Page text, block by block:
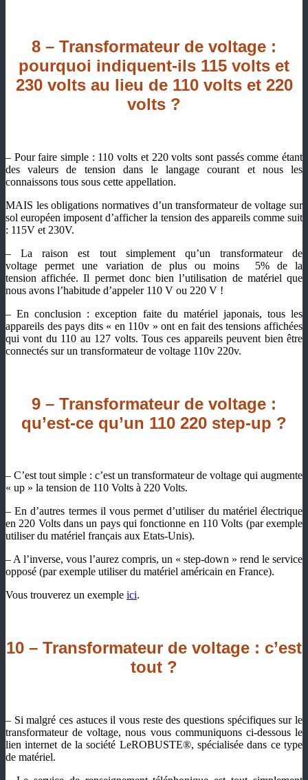
8 – Transformateur de voltage :
pourquoi indiquent-ils 115 volts et
230 volts au lieu de 110 volts et 220
volts ?
– Pour faire simple : 110 volts et 220 volts sont passés comme étant
des valeurs de tension dans le langage courant et nous les
connaissons tous sous cette appellation.
MAIS les obligations normatives d’un transformateur de voltage sur
sol européen imposent d’afficher la tension des appareils comme suit
: 115V et 230V.
– La raison est tout simplement qu’un transformateur de
voltage permet une variation de plus ou moins 5% de la
tension affichée. Il permet donc bien l’utilisation de matériel que
nous avons l’habitude d’appeler 110 V ou 220 V !
– En conclusion : exception faite du matériel japonais, tous les
appareils des pays dits « en 110v » ont en fait des tensions affichées
qui vont du 110 au 127 volts. Tous ces appareils peuvent bien être
connectés sur un transformateur de voltage 110v 220v.
9 – Transformateur de voltage :
qu’est-ce qu’un 110 220 step-up ?
– C’est tout simple : c’est un transformateur de voltage qui augmente
« up » la tension de 110 Volts à 220 Volts.
– En d’autres termes il vous permet d’utiliser du matériel électrique
en 220 Volts dans un pays qui fonctionne en 110 Volts (par exemple
utiliser du matériel français aux Etats-Unis).
– A l’inverse, vous l’aurez compris, un « step-down » rend le service
opposé (par exemple utiliser du matériel américain en France).
Vous trouverez un exemple ici.
10 – Transformateur de voltage : c’est
tout ?
– Si malgré ces astuces il vous reste des questions spécifiques sur le
transformateur de voltage, nous vous communiquons ci-dessous le
lien internet de la société LeROBUSTE®, spécialisée dans ce type
de matériel.